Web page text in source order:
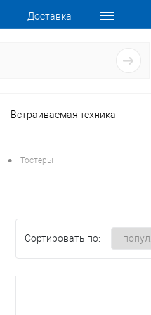
Доставка
Встраиваемая техника
• Тостеры
Сортировать по: